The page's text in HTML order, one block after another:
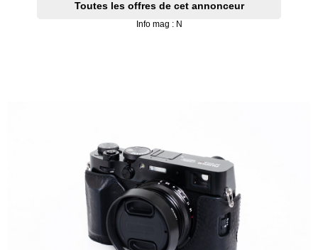
Toutes les offres de cet annonceur
Info mag : N